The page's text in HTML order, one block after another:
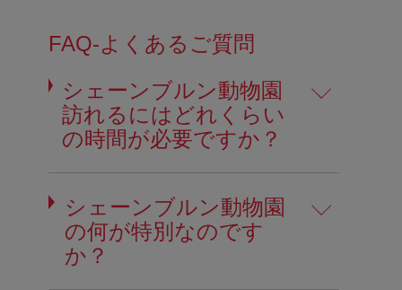
FAQ-よくあるご質問
シェーンブルン動物園
訪れるにはどれくらい
の時間が必要ですか？
シェーンブルン動物園
の何が特別なのです
か？